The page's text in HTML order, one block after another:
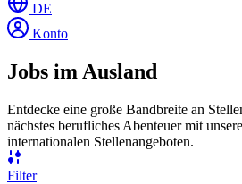
DE
Konto
Jobs im Ausland
Entdecke eine große Bandbreite an
nächstes berufliches Abenteuer mit
internationalen Stellenangeboten.
Filter